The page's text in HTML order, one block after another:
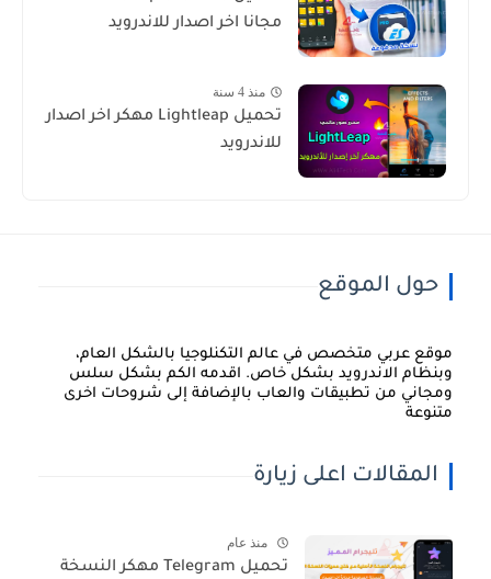
مجانا اخر اصدار للاندرويد
منذ 4 سنة
تحميل Lightleap مهكر اخر اصدار
للاندرويد
حول الموقع
موقع عربي متخصص في عالم التكنلوجيا بالشكل العام،
وبنظام الاندرويد بشكل خاص. اقدمه الكم بشكل سلس
ومجاني من تطبيقات والعاب بالإضافة إلى شروحات اخرى
متنوعة
المقالات اعلى زيارة
منذ عام
تحميل Telegram مهكر النسخة